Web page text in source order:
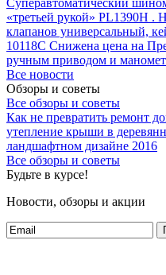
«третьей рукой» PL1390H .
клапанов универсальный,
10118C Снижена цена на
ручным приводом и
Все новости
Обзоры и советы
Все обзоры и советы
Как не превратить ремонт
утепление крыши в
ландшафтном дизайне 2016
Все обзоры и советы
Будьте в курсе!
Новости, обзоры и акции